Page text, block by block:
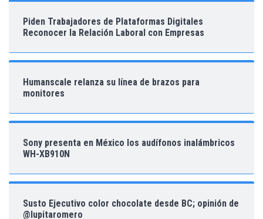
Piden Trabajadores de Plataformas Digitales
Reconocer la Relación Laboral con Empresas
Humanscale relanza su línea de brazos para
monitores
Sony presenta en México los audífonos inalámbricos
WH-XB910N
Susto Ejecutivo color chocolate desde BC; opinión de
@lupitaromero